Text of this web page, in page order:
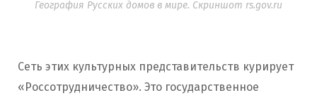
География Русских домов в мире. Скриншот rs.gov.ru
Сеть этих культурных представительств курирует
«Россотрудничество». Это государственное